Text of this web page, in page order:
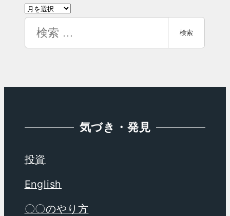
リ
ア
カ
索
検索
気づき・発見
投資
English
〇〇のやり方